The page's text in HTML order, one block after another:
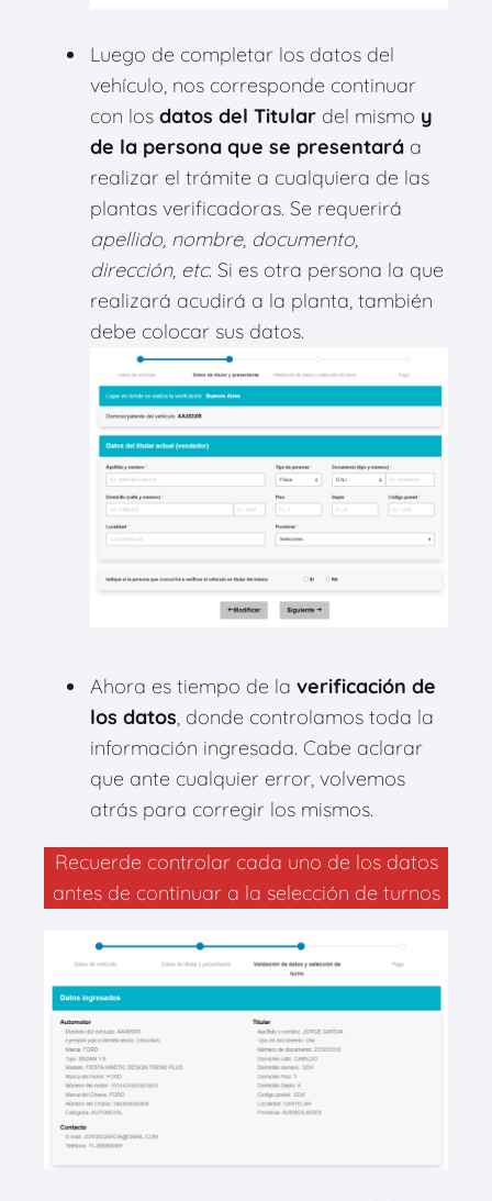
Luego de completar los datos del
vehículo, nos corresponde continuar
con los datos del Titular del mismo y
de la persona que se presentará a
realizar el trámite a cualquiera de las
plantas verificadoras. Se requerirá
apellido, nombre, documento,
dirección, etc. Si es otra persona la que
realizará acudirá a la planta, también
debe colocar sus datos.
Ahora es tiempo de la verificación de
los datos, donde controlamos toda la
información ingresada. Cabe aclarar
que ante cualquier error, volvemos
atrás para corregir los mismos.
Recuerde controlar cada uno de los datos
antes de continuar a la selección de turnos